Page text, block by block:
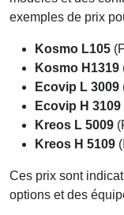
exemples de prix
Kosmo L105
Kosmo H1319
Ecovip L 3009
Ecovip H 3109
Kreos L 5009
Kreos H 5109
Ces prix sont
options et des